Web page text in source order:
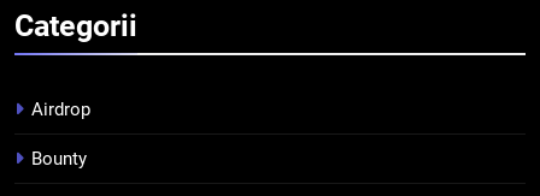
tranzacționare a
Categorii
Airdrop
Bounty